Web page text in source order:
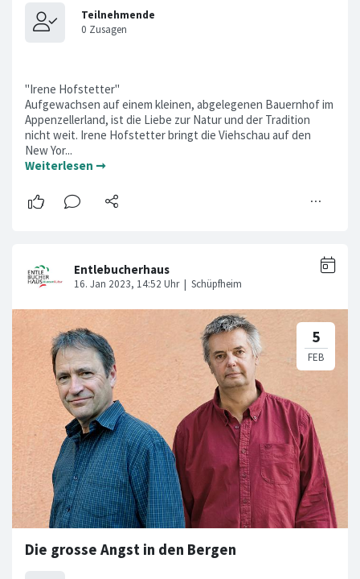
"Irene Hofstetter"
Aufgewachsen auf einem kleinen, abgelegenen Bauernhof im
Appenzellerland, ist die Liebe zur Natur und der Tradition
nicht weit. Irene Hofstetter bringt die Viehschau auf den
New Yor...
Weiterlesen ➞
Die grosse Angst in den Bergen